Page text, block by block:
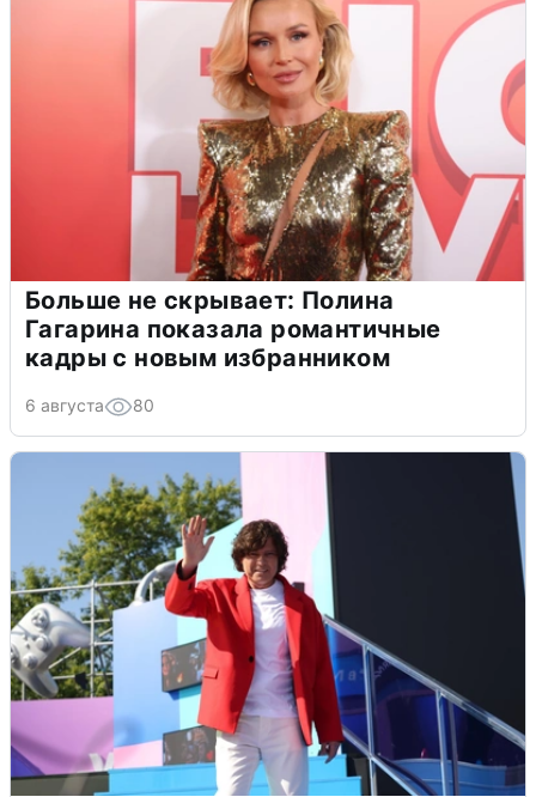
Больше не скрывает: Полина
Гагарина показала романтичные
кадры с новым избранником
6 августа 80